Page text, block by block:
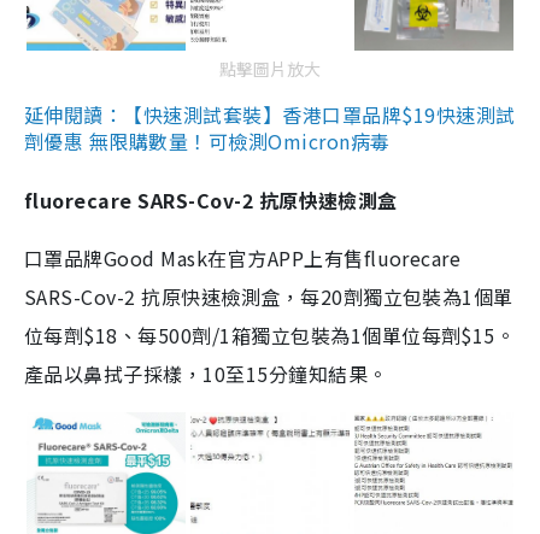
點擊圖片放大
延伸閱讀：【快速測試套裝】香港口罩品牌$19快速測試
劑優惠 無限購數量！可檢測Omicron病毒
fluorecare SARS-Cov-2 抗原快速檢測盒
口罩品牌Good Mask在官方APP上有售fluorecare
SARS-Cov-2 抗原快速檢測盒，每20劑獨立包裝為1個單
位每劑$18、每500劑/1箱獨立包裝為1個單位每劑$15。
產品以鼻拭子採樣，10至15分鐘知結果。